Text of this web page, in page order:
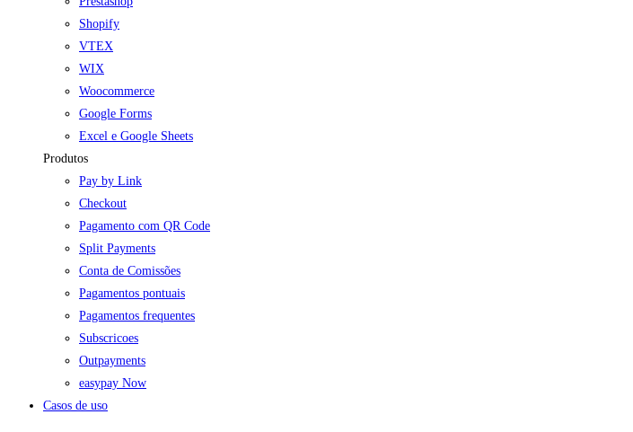
Shopify
VTEX
WIX
Woocommerce
Google Forms
Excel e Google Sheets
Produtos
Pay by Link
Checkout
Pagamento com QR Code
Split Payments
Conta de Comissões
Pagamentos pontuais
Pagamentos frequentes
Subscricoes
Outpayments
easypay Now
Casos de uso